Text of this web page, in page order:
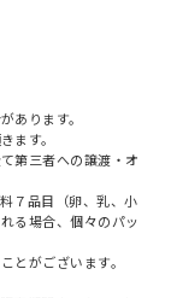
あります。
ます。
第三者への譲渡・オ
７品目（卵、乳、小
る場合、個々のパッ
とがございます。